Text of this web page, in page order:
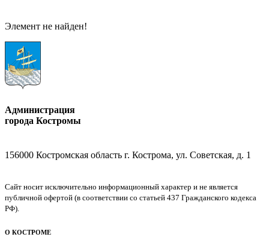
Элемент не найден!
Администрация
города Костромы
156000 Костромская область г. Кострома, ул. Советская, д. 1
Сайт носит исключительно информационный характер и не является
публичной офертой (в соответствии со статьей 437 Гражданского кодекса
РФ).
О КОСТРОМЕ